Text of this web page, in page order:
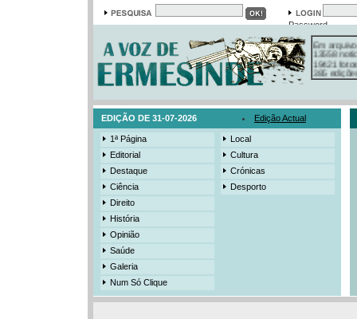
Password
13558
19421
385
3206
525
EDIÇÃO DE 31-07-2026 Edição Actual
1ª Página
Editorial
Destaque
Ciência
Direito
História
Opinião
Saúde
Galeria
Num Só Clique
Local
Cultura
Crónicas
Desporto